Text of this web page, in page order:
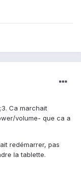
Ca marchait
volume- que ca a
redémarrer, pas
la tablette.